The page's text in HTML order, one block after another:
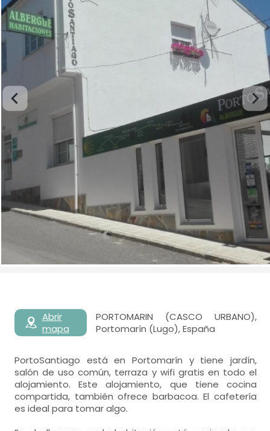
Abrir
mapa
PORTOMARIN (CASCO URBANO),
Portomarín (Lugo), España
PortoSantiago está en Portomarín y tiene jardín,
salón de uso común, terraza y wifi gratis en todo el
alojamiento. Este alojamiento, que tiene cocina
compartida, también ofrece barbacoa. El cafetería
es ideal para tomar algo.